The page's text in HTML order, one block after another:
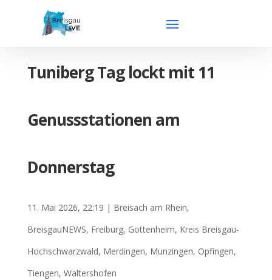
Tuniberg Tag lockt mit 11
Genussstationen am
Donnerstag
11. Mai 2026, 22:19 | Breisach am Rhein,
BreisgauNEWS, Freiburg, Gottenheim, Kreis Breisgau-
Hochschwarzwald, Merdingen, Munzingen, Opfingen,
Tiengen, Waltershofen